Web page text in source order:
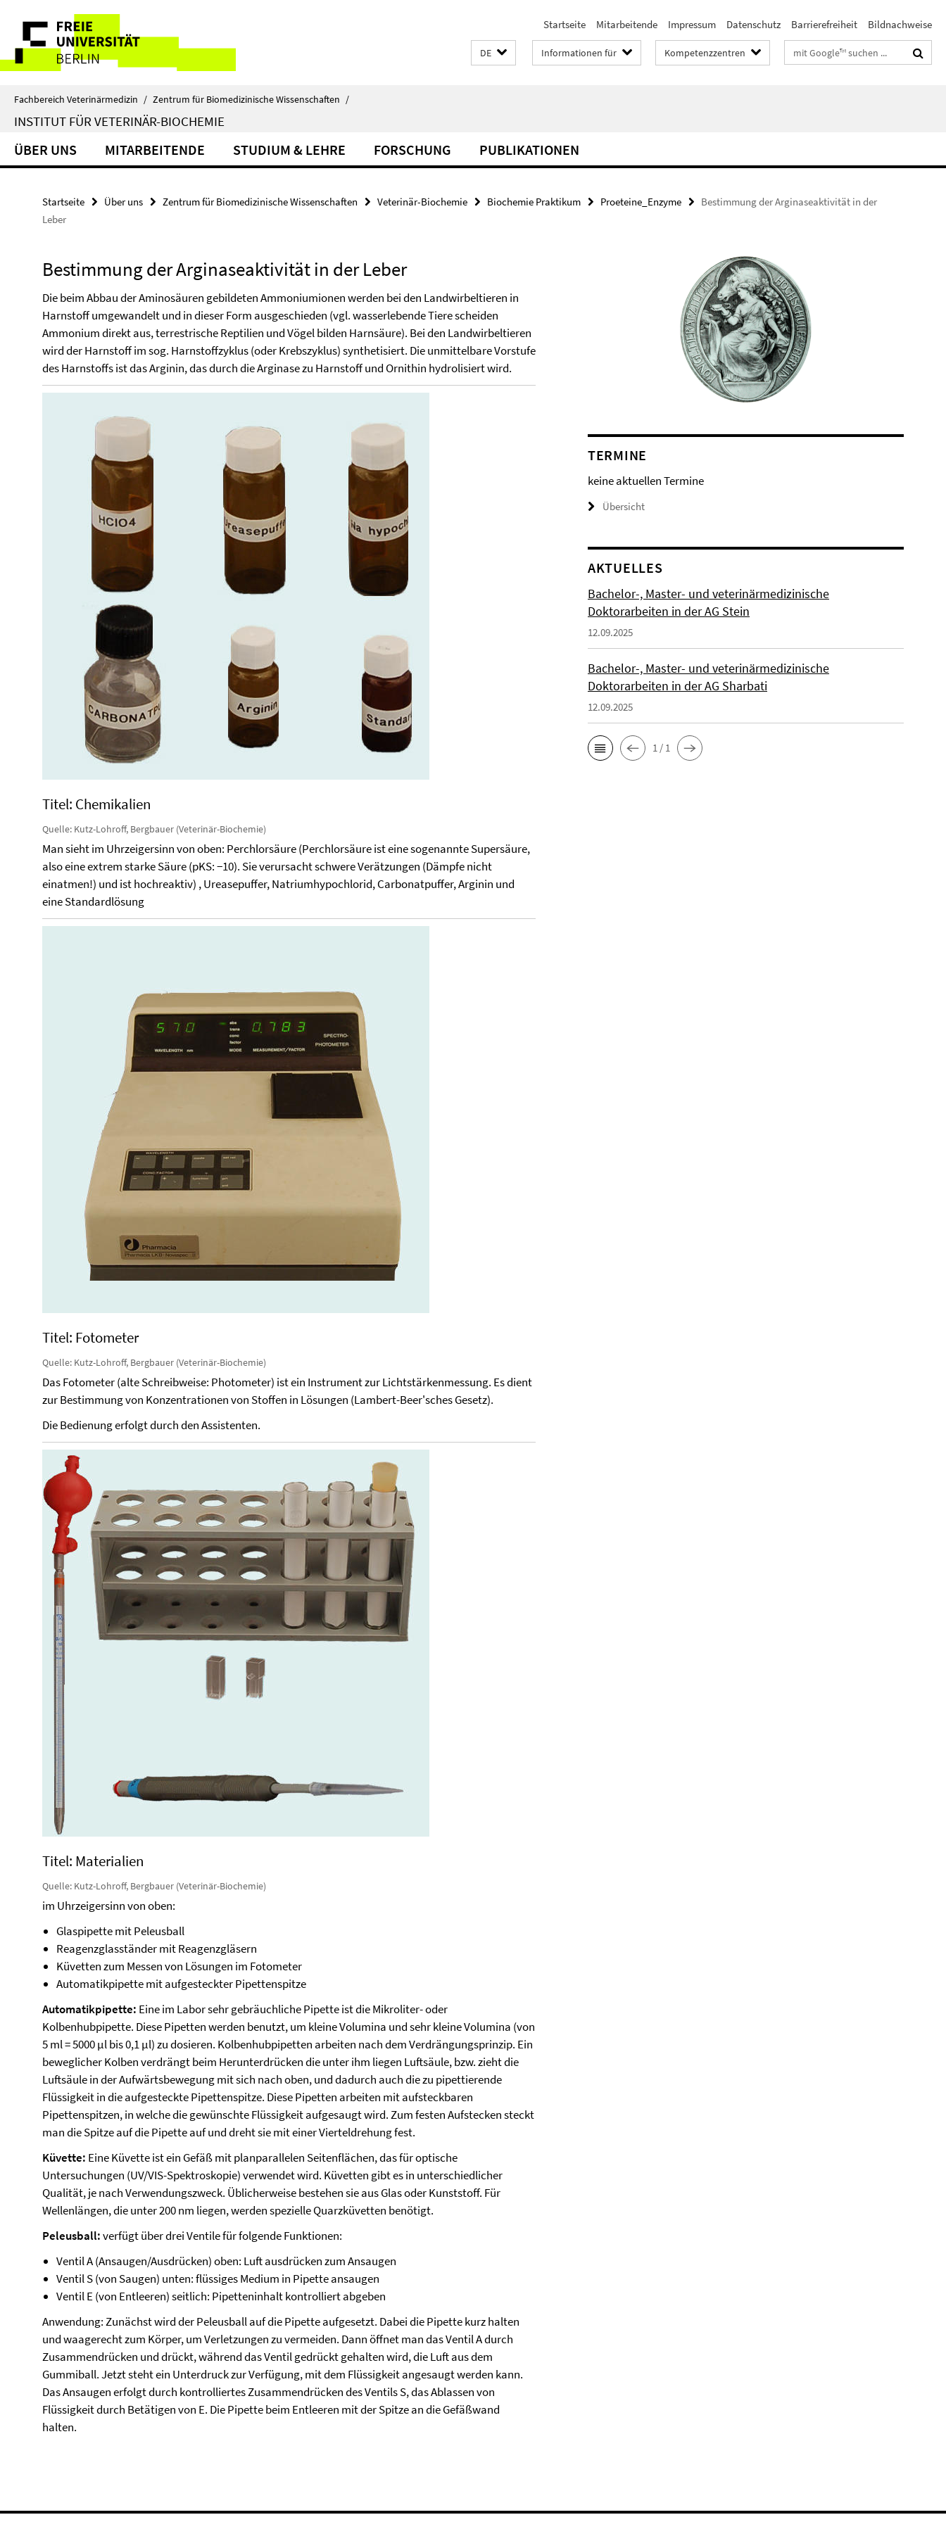
direkt
Inhalt
Service-
Navigation
Startseite Mitarbeitende Impressum Datenschutz Barrierefreiheit Bildnachweise
DE Informationen für Kompetenzzentren Suchbegriffe
Fachbereich Veterinärmedizin / Zentrum für Biomedizinische Wissenschaften /
INSTITUT FÜR VETERINÄR-BIOCHEMIE
ÜBER UNS MITARBEITENDE STUDIUM & LEHRE FORSCHUNG PUBLIKATIONEN
Startseite Über uns Zentrum für Biomedizinische Wissenschaften Veterinär-Biochemie Biochemie Praktikum Proeteine_Enzyme
Bestimmung der Arginaseaktivität in der
Leber
Bestimmung der Arginaseaktivität in der Leber
Die beim Abbau der Aminosäuren gebildeten Ammoniumionen werden bei den Landwirbeltieren in
Harnstoff umgewandelt und in dieser Form ausgeschieden (vgl. wasserlebende Tiere scheiden
Ammonium direkt aus, terrestrische Reptilien und Vögel bilden Harnsäure). Bei den Landwirbeltieren
wird der Harnstoff im sog. Harnstoffzyklus (oder Krebszyklus) synthetisiert. Die unmittelbare Vorstufe
des Harnstoffs ist das Arginin, das durch die Arginase zu Harnstoff und Ornithin hydrolisiert wird.
Titel: Chemikalien
Quelle: Kutz-Lohroff, Bergbauer (Veterinär-Biochemie)
Man sieht im Uhrzeigersinn von oben: Perchlorsäure (Perchlorsäure ist eine sogenannte Supersäure,
also eine extrem starke Säure (pKS: −10). Sie verursacht schwere Verätzungen (Dämpfe nicht
einatmen!) und ist hochreaktiv) , Ureasepuffer, Natriumhypochlorid, Carbonatpuffer, Arginin und
eine Standardlösung
Titel: Fotometer
Quelle: Kutz-Lohroff, Bergbauer (Veterinär-Biochemie)
Das Fotometer (alte Schreibweise: Photometer) ist ein Instrument zur Lichtstärkenmessung. Es dient
zur Bestimmung von Konzentrationen von Stoffen in Lösungen (Lambert-Beer'sches Gesetz).
Die Bedienung erfolgt durch den Assistenten.
Titel: Materialien
Quelle: Kutz-Lohroff, Bergbauer (Veterinär-Biochemie)
im Uhrzeigersinn von oben:
Glaspipette mit Peleusball
Reagenzglasständer mit Reagenzgläsern
Küvetten zum Messen von Lösungen im Fotometer
Automatikpipette mit aufgesteckter Pipettenspitze
Automatikpipette: Eine im Labor sehr gebräuchliche Pipette ist die Mikroliter- oder
Kolbenhubpipette. Diese Pipetten werden benutzt, um kleine Volumina und sehr kleine Volumina (von
5 ml = 5000 µl bis 0,1 µl) zu dosieren. Kolbenhubpipetten arbeiten nach dem Verdrängungsprinzip. Ein
beweglicher Kolben verdrängt beim Herunterdrücken die unter ihm liegen Luftsäule, bzw. zieht die
Luftsäule in der Aufwärtsbewegung mit sich nach oben, und dadurch auch die zu pipettierende
Flüssigkeit in die aufgesteckte Pipettenspitze. Diese Pipetten arbeiten mit aufsteckbaren
Pipettenspitzen, in welche die gewünschte Flüssigkeit aufgesaugt wird. Zum festen Aufstecken steckt
man die Spitze auf die Pipette auf und dreht sie mit einer Vierteldrehung fest.
Küvette: Eine Küvette ist ein Gefäß mit planparallelen Seitenflächen, das für optische
Untersuchungen (UV/VIS-Spektroskopie) verwendet wird. Küvetten gibt es in unterschiedlicher
Qualität, je nach Verwendungszweck. Üblicherweise bestehen sie aus Glas oder Kunststoff. Für
Wellenlängen, die unter 200 nm liegen, werden spezielle Quarzküvetten benötigt.
Peleusball:verfügt über drei Ventile für folgende Funktionen:
Ventil A (Ansaugen/Ausdrücken) oben: Luft ausdrücken zum Ansaugen
Ventil S (von Saugen) unten: flüssiges Medium in Pipette ansaugen
Ventil E (von Entleeren) seitlich: Pipetteninhalt kontrolliert abgeben
Anwendung: Zunächst wird der Peleusball auf die Pipette aufgesetzt. Dabei die Pipette kurz halten
und waagerecht zum Körper, um Verletzungen zu vermeiden. Dann öffnet man das Ventil A durch
Zusammendrücken und drückt, während das Ventil gedrückt gehalten wird, die Luft aus dem
Gummiball. Jetzt steht ein Unterdruck zur Verfügung, mit dem Flüssigkeit angesaugt werden kann.
Das Ansaugen erfolgt durch kontrolliertes Zusammendrücken des Ventils S, das Ablassen von
Flüssigkeit durch Betätigen von E. Die Pipette beim Entleeren mit der Spitze an die Gefäßwand
halten.
TERMINE
keine aktuellen Termine
Übersicht
AKTUELLES
Bachelor-, Master- und veterinärmedizinische
Doktorarbeiten in der AG Stein
12.09.2025
Bachelor-, Master- und veterinärmedizinische
Doktorarbeiten in der AG Sharbati
12.09.2025
1 / 1